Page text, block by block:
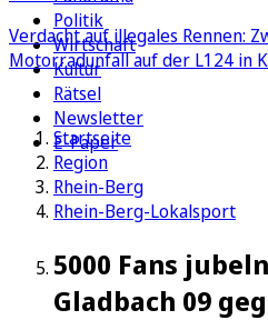
Politik
Wirtschaft
Kultur
Rätsel
Newsletter
E-Paper
Verdacht auf illegales Rennen:
Motorradunfall auf der L124 in
Startseite
Region
Rhein-Berg
Rhein-Berg-Lokalsport
5000 Fans
Gladbach 09